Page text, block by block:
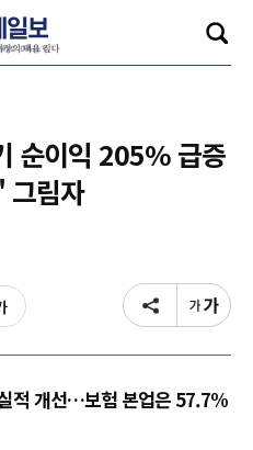
순이익 205% 급증
그림자
적 개선…보험 본업은 57.7%